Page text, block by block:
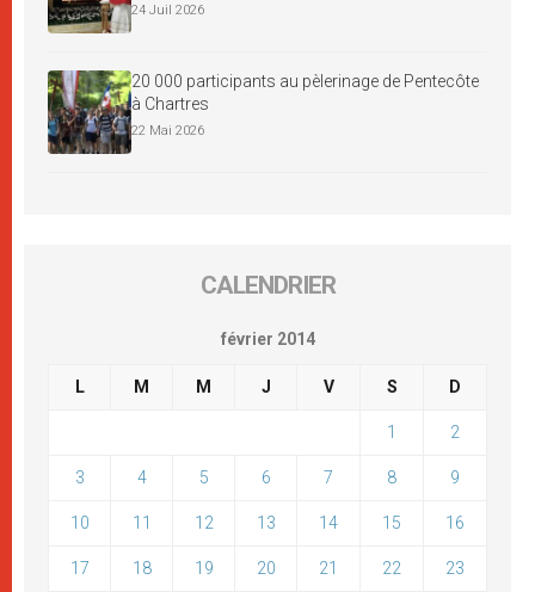
24 Juil 2026
20 000 participants au pèlerinage de Pentecôte
à Chartres
22 Mai 2026
CALENDRIER
février 2014
L M M J V S D
1 2
3 4 5 6 7 8 9
10 11 12 13 14 15 16
17 18 19 20 21 22 23